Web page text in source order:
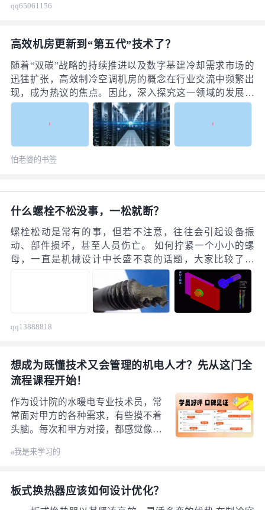
队，同时继续下沉到更多四五线甚至
利润 3785.47万元 ，同比下降
资产为81.12亿元，净资产为26.85亿
元，资产负债率为66.89%。
qq65061156
高效机房更新到“第五代”技术了？
随着“双碳”战略的持续推进以及数字基建冷却需求市场的
迅猛扩张，高效制冷空调机房的概念在行业交流中频繁出
现，成为热议的焦点。因此，深入探究这一领域的发展历
程与现状，也将有助于理解把握这一细分市场对于暖通技
术的需求。
怕老婆的书签
什么螺栓不松没事，一松就断？
螺栓松动是常有的事，但若不注意，往往会引起设备振
动、部件损坏，甚至人员伤亡。 如何拧紧一个小小的螺
母，一直是机械设计中长盛不衰的话题，大家比较了解
的，例如日本的偏心螺母、唐氏螺母和中国自紧王螺母，
但我们今天不讲这些紧固件界的明星，我们来聊聊工作中
最基本的固定螺母的方法。 螺栓为什么越拧越紧呢？ 一
般情况下，我们对于螺栓断裂从以下四个方面来分析：
qq13888818
想成为既懂技术又会管理的机电人才？先从这门全
流程课程开始！
作为设计院的水暖电专业技术员，常
常面对甲方的各种需求，有些摸不着
头脑。每次和甲方对接，都感觉像隔
了又改，心力交瘁。那些想要转型去
迷茫，不知道房地产的机电设计和设
计院有啥不同，担心自己适应不了新
a我是来学习的
板式换热器应该如何设计优化？